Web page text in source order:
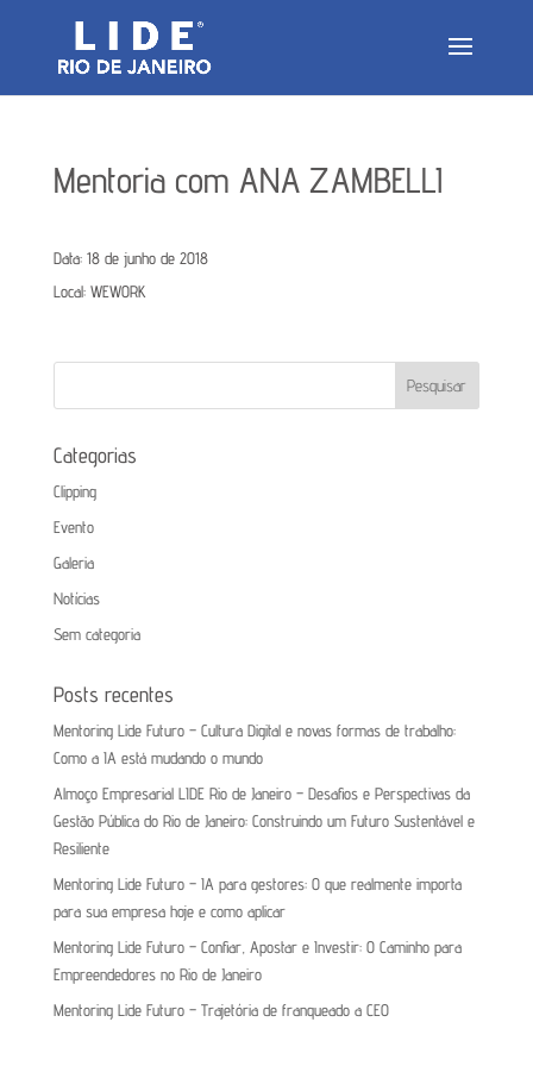
Mentoria com ANA ZAMBELLI
Data: 18 de junho de 2018
Local: WEWORK
Categorias
Clipping
Evento
Galeria
Notícias
Sem categoria
Posts recentes
Mentoring Lide Futuro – Cultura Digital e novas formas de trabalho:
Como a IA está mudando o mundo
Almoço Empresarial LIDE Rio de Janeiro – Desafios e Perspectivas da
Gestão Pública do Rio de Janeiro: Construindo um Futuro Sustentável e
Resiliente
Mentoring Lide Futuro – IA para gestores: O que realmente importa
para sua empresa hoje e como aplicar
Mentoring Lide Futuro – Confiar, Apostar e Investir: O Caminho para
Empreendedores no Rio de Janeiro
Mentoring Lide Futuro – Trajetória de franqueado a CEO